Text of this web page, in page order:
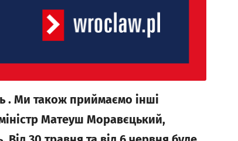
. Ми також приймаємо інші
Матеуш Моравєцький,